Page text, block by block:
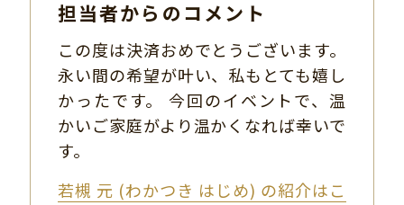
担当者からのコメント
この度は決済おめでとうございます。
永い間の希望が叶い、私もとても嬉し
かったです。 今回のイベントで、温
かいご家庭がより温かくなれば幸いで
す。
若槻 元 (わかつき はじめ) の紹介はこ